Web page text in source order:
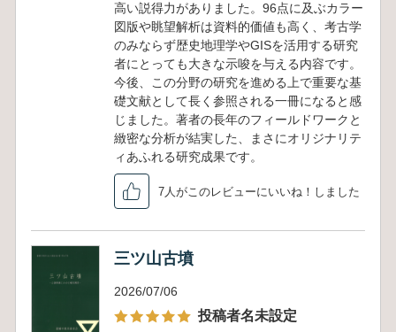
高い説得力がありました。96点に及ぶカラー
図版や眺望解析は資料的価値も高く、考古学
のみならず歴史地理学やGISを活用する研究
者にとっても大きな示唆を与える内容です。
今後、この分野の研究を進める上で重要な基
礎文献として長く参照される一冊になると感
じました。著者の長年のフィールドワークと
緻密な分析が結実した、まさにオリジナリテ
ィあふれる研究成果です。
7人がこのレビューにいいね！しました
三ツ山古墳
2026/07/06
投稿者名未設定